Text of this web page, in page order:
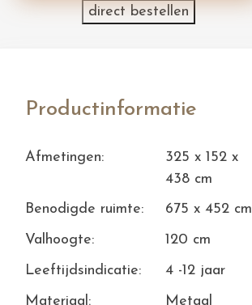
direct bestellen
Productinformatie
Afmetingen:
325 x 152 x
438 cm
Benodigde ruimte:
675 x 452 cm
Valhoogte:
120 cm
Leeftijdsindicatie:
4 -12 jaar
Materiaal:
Metaal